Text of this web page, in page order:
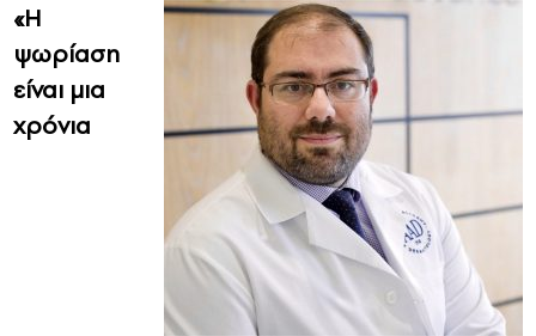
«Η
ψωρίαση
είναι μια
χρόνια